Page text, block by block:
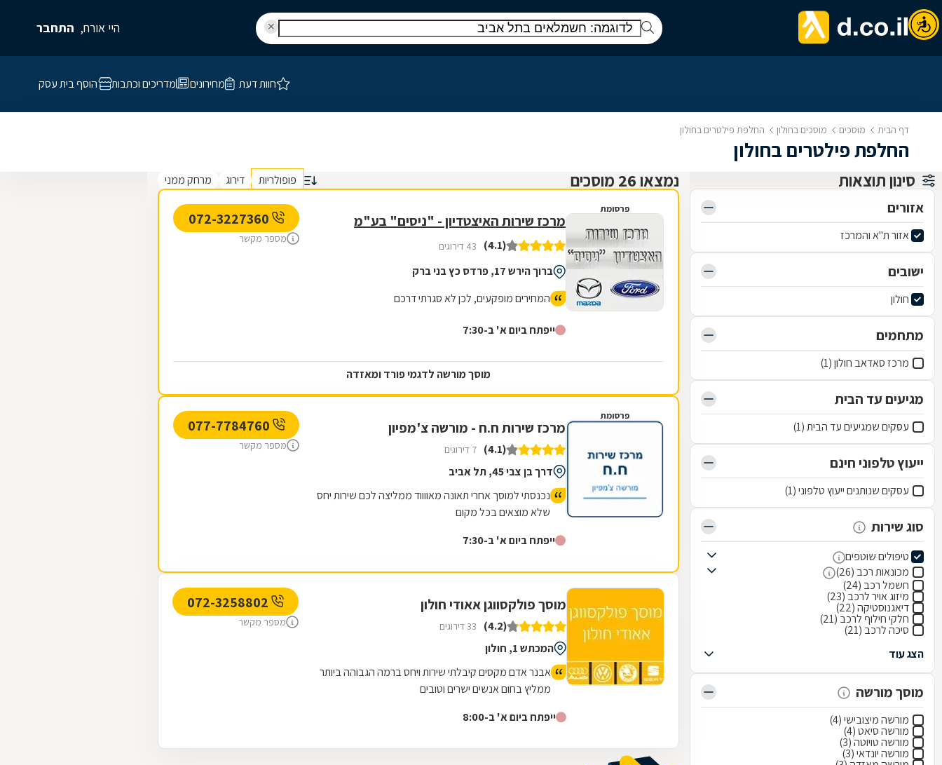
היי אורח, התחבר
חוות דעת מחירונים מדריכים וכתבות הוסף בית עסק
דף הבית מוסכים מוסכים בחולון החלפת פילטרים בחולון
החלפת פילטרים בחולון
סינון תוצאות
אזורים
אזור ת"א והמרכז
ישובים
חולון
מתחמים
מרכז סאדאב חולון (1)
מגיעים עד הבית
עסקים שמגיעים עד הבית (1)
ייעוץ טלפוני חינם
עסקים שנותנים ייעוץ טלפוני (1)
סוג שירות
טיפולים שוטפים
מכונאות רכב (26)
חשמל רכב (24)
מיזוג אויר לרכב (23)
דיאגנוסטיקה (22)
חלקי חילוף לרכב (21)
סיכה לרכב (21)
הצג עוד
מוסך מורשה
מורשה מיצובישי (4)
מורשה סיאט (4)
מורשה טויוטה (3)
מורשה יונדאי (3)
נמצאו 26 מוסכים פופולריות דירוג מרחק ממני
פרסומת
מרכז שירות האיצטדיון - "ניסים" בע"מ
(4.1) 43 דירוגים
ברוך הירש 17, פרדס כץ בני ברק
המחירים מופקעים, לכן לא סגרתי דרכם
ייפתח ביום א' ב-7:30
מספר מקשר
מוסך מורשה לדגמי פורד ומאזדה
פרסומת
מרכז שירות ח.ח - מורשה צ'מפיון
(4.1) 7 דירוגים
דרך בן צבי 45, תל אביב
נכנסתי למוסך אחרי תאונה מאווווד ממליצה לכם שירות יחס
שלא מוצאים בכל מקום
ייפתח ביום א' ב-7:30
מספר מקשר
מוסך פולקסווגן אאודי חולון
(4.2) 33 דירוגים
המכתש 1, חולון
אבנר אדם מקסים קיבלתי שירות ויחס ברמה הגבוהה ביותר
ממליץ בחום אנשים ישרים וטובים
ייפתח ביום א' ב-8:00
מספר מקשר